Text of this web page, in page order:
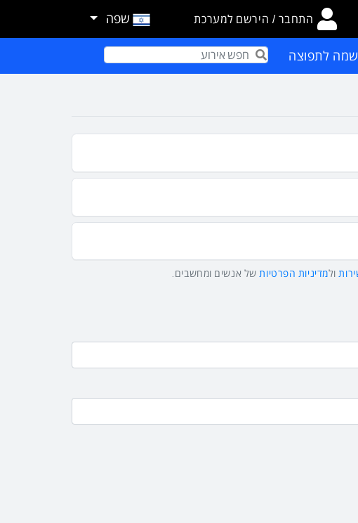
התחבר / הירשם למערכת שפה
לתפוצה Term
ולמדיניות הפרטיותשל אנשים ומחשבים.